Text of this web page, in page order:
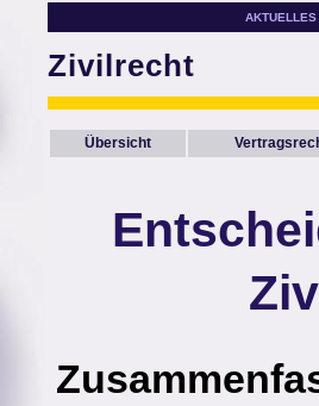
AKTUELLES
Zivilrecht
Übersicht